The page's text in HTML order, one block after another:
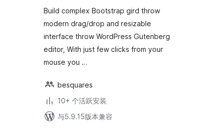
Build complex Bootstrap gird throw
modern drag/drop and resizable
interface throw WordPress Gutenberg
editor, With just few clicks from your
mouse you …
besquares
10+ 个活跃安装
与5.9.15版本兼容